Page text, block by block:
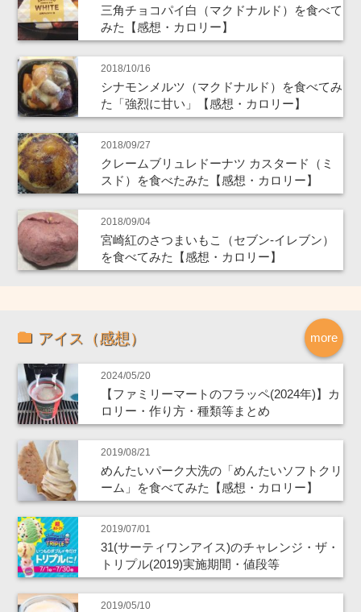
三角チョコパイ白（マクドナルド）を食べて
みた【感想・カロリー】
2018/10/16
シナモンメルツ（マクドナルド）を食べてみ
た「強烈に甘い」【感想・カロリー】
2018/09/27
クレームブリュレドーナツ カスタード（ミ
スド）を食べたみた【感想・カロリー】
2018/09/04
宮崎紅のさつまいもこ（セブン-イレブン）
を食べてみた【感想・カロリー】
more
アイス（感想）
2024/05/20
【ファミリーマートのフラッペ(2024年)】カ
ロリー・作り方・種類等まとめ
2019/08/21
めんたいパーク大洗の「めんたいソフトクリ
ーム」を食べてみた【感想・カロリー】
2019/07/01
31(サーティワンアイス)のチャレンジ・ザ・
トリプル(2019)実施期間・値段等
2019/05/10